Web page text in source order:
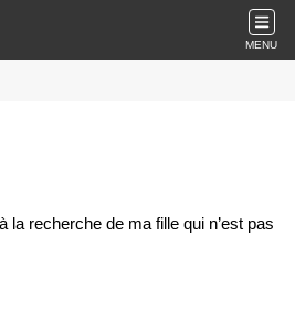
MENU
la recherche de ma fille qui n’est pas